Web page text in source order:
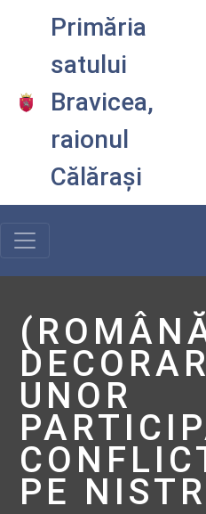
Primăria
satului
Bravicea,
raionul
Călărași
UNOR
PE